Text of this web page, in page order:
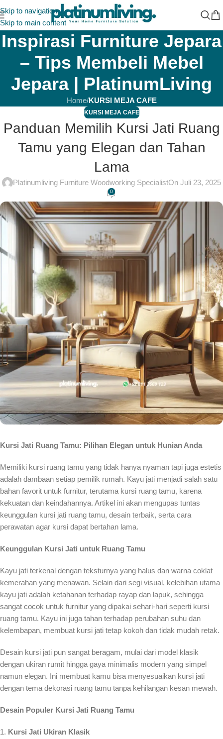
Skip to navigation
Skip to main content
Inspirasi Furniture Jepara
– Tips Membeli Mebel
Jepara | PlatinumLiving
Home/KURSI MEJA CAFE
KURSI MEJA CAFE
Panduan Memilih Kursi Jati Ruang
Tamu yang Elegan dan Tahan
Lama
Platinumliving Furniture Woodworking SpecialistOn Juli 23, 2025
0
Kursi Jati Ruang Tamu: Pilihan Elegan untuk Hunian Anda
Memiliki kursi ruang tamu yang tidak hanya nyaman tapi juga estetis
adalah dambaan setiap pemilik rumah. Kayu jati menjadi salah satu
bahan favorit untuk furnitur, terutama kursi ruang tamu, karena
kekuatan dan keindahannya. Artikel ini akan mengupas tuntas
keunggulan kursi jati ruang tamu, desain terbaik, serta cara
perawatan agar kursi dapat bertahan lama.
Keunggulan Kursi Jati untuk Ruang Tamu
Kayu jati terkenal dengan teksturnya yang halus dan warna coklat
kemerahan yang menawan. Selain dari segi visual, kelebihan utama
kayu jati adalah ketahanan terhadap rayap dan lapuk, sehingga
sangat cocok untuk furnitur yang dipakai sehari-hari seperti kursi
ruang tamu. Kayu ini juga tahan terhadap perubahan suhu dan
kelembapan, membuat kursi jati tetap kokoh dan tidak mudah retak.
Desain kursi jati pun sangat beragam, mulai dari model klasik
dengan ukiran rumit hingga gaya minimalis modern yang simpel
namun elegan. Ini membuat kamu bisa menyesuaikan kursi jati
dengan tema dekorasi ruang tamu tanpa kehilangan kesan mewah.
Desain Populer Kursi Jati Ruang Tamu
1. Kursi Jati Ukiran Klasik